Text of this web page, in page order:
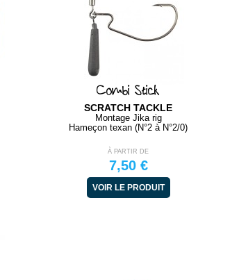
Combi Stick
SCRATCH TACKLE
Montage Jika rig
Hameçon texan (N°2 à N°2/0)
À PARTIR DE
7,50 €
VOIR LE PRODUIT